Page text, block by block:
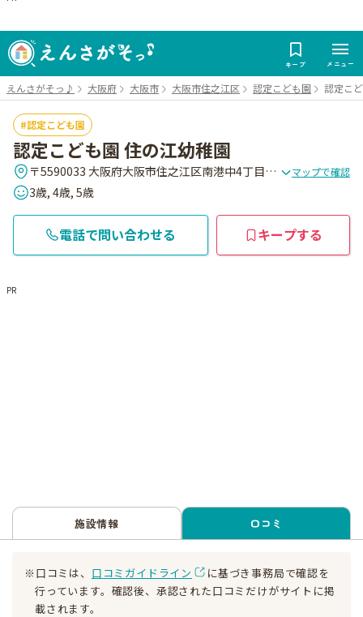
キープ メニュー
えんさがそっ♪ 大阪府 大阪市 大阪市住之江区 認定こども園 認定こ
認定こども園
認定こども園 住の江幼稚園
〒5590033 大阪府大阪市住之江区南港中4丁目4番32号 マップで確認
3歳, 4歳, 5歳
電話で問い合わせる キープする
PR
施設情報 口コミ
※口コミは、 口コミガイドライン
に基づき事務局で確認を
行っています。確認後、承認された口コミだけがサイトに掲
載されます。